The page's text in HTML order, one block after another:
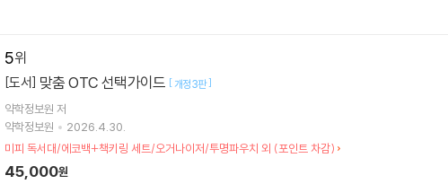
5
[도서] 맞춤 OTC 선택가이드 [개정3판]
약학정보원 저
약학정보원
2026.4.30.
미피 독서대/에코백+책키링 세트/오거나이저/투명파우치 외 (포인트 차감)
45,000원